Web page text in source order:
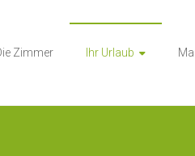
Zimmer Ihr Urlaub